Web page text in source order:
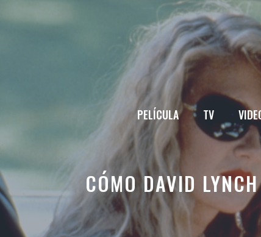
PELÍCULA TV
CÓMO DAVID